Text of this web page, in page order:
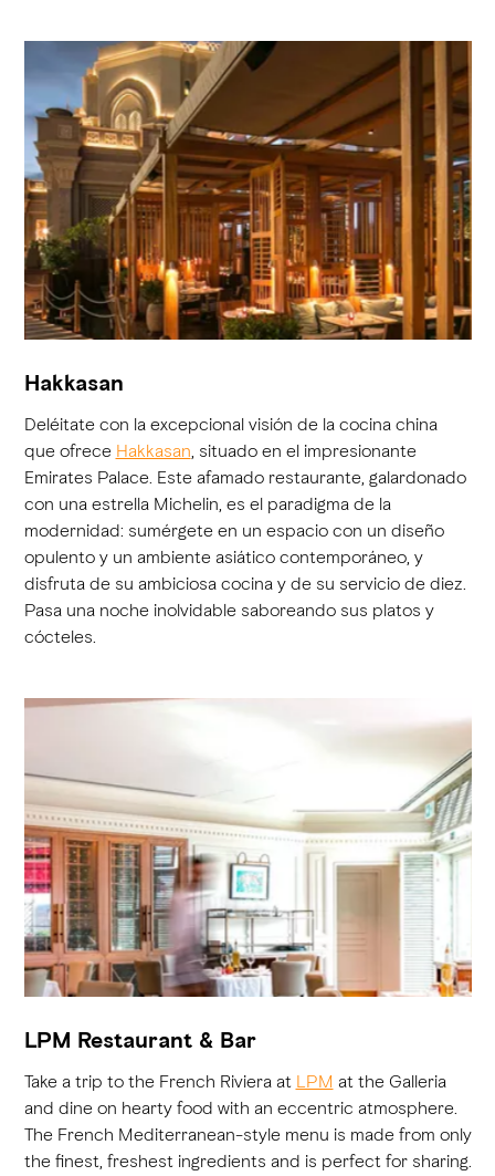
Hakkasan
Deléitate con la excepcional visión de la cocina china
que ofrece Hakkasan, situado en el impresionante
Emirates Palace. Este afamado restaurante, galardonado
con una estrella Michelin, es el paradigma de la
modernidad: sumérgete en un espacio con un diseño
opulento y un ambiente asiático contemporáneo, y
disfruta de su ambiciosa cocina y de su servicio de diez.
Pasa una noche inolvidable saboreando sus platos y
cócteles.
LPM Restaurant & Bar
Take a trip to the French Riviera at LPM at the Galleria
and dine on hearty food with an eccentric atmosphere.
The French Mediterranean-style menu is made from only
the finest, freshest ingredients and is perfect for sharing.